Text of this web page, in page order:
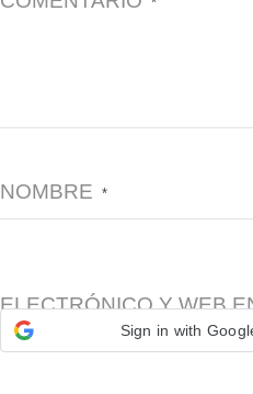
NOMBRE *
ELECTRÓNICO Y WEB
Sign in with